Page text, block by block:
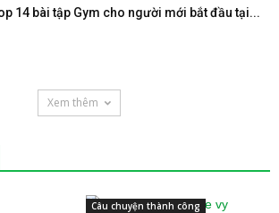
14 bài tập Gym cho người mới bắt đầu tại...
Xem thêm
Câu chuyện thành công